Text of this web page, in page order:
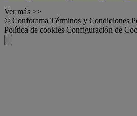
Ver más >>
© Conforama Términos y Condiciones
Política de cookies Configuración de